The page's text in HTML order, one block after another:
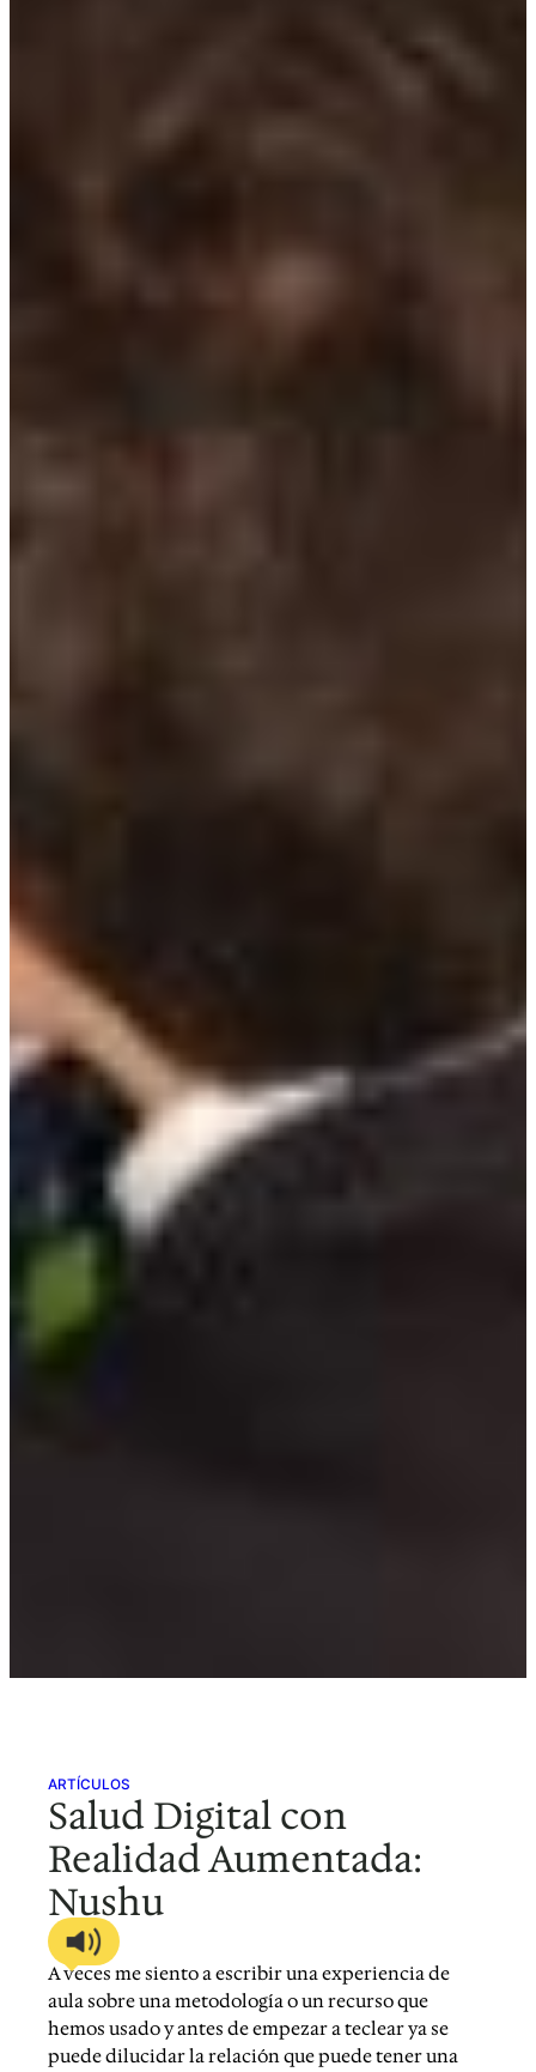
ARTÍCULOS
Salud Digital con
Realidad Aumentada:
Nushu
A veces me siento a escribir una experiencia de
aula sobre una metodología o un recurso que
hemos usado y antes de empezar a teclear ya se
puede dilucidar la relación que puede tener una